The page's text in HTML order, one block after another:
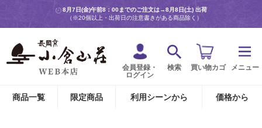
8月7日(金)午前8：00までのご注文は→8月8日(土) 出荷
（※20個以上・出荷日の注意書きがある商品除く）
会員登録・
ログイン
検索 買い物カゴ メニュー
商品一覧 限定商品 利用シーンから 価格から